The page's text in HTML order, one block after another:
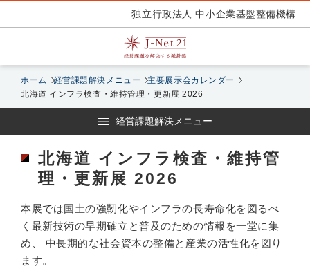
独立行政法人 中小企業基盤整備機構
ホーム 経営課題解決メニュー
主要展示会カレンダー
北海道 インフラ検査・維持管理・更新展 2026
経営課題解決メニュー
北海道 インフラ検査・維持管
理・更新展 2026
本展では国土の強靭化やインフラの長寿命化を図るべ
く最新技術の早期確立と普及のための情報を一堂に集
め、 中長期的な社会資本の整備と産業の活性化を図り
ます。